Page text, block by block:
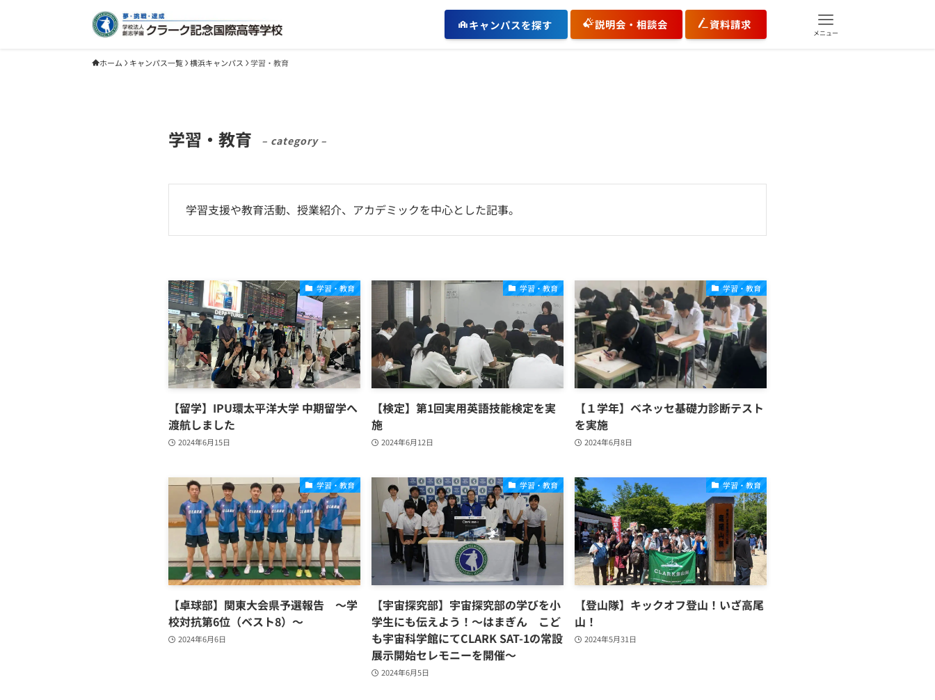
キャンパスを探す 説明会・相談会 資料請求
メニュー
ホーム キャンパス一覧 横浜キャンパス 学習・教育
学習・教育 – category –
学習支援や教育活動、授業紹介、アカデミックを中心とした記事。
学習・教育
【留学】IPU環太平洋大学 中期留学へ
渡航しました
2024年6月15日
学習・教育
【検定】第1回実用英語技能検定を実
施
2024年6月12日
学習・教育
【１学年】ベネッセ基礎力診断テスト
を実施
2024年6月8日
学習・教育
【卓球部】関東大会県予選報告 ～学
校対抗第6位（ベスト8）～
2024年6月6日
学習・教育
【宇宙探究部】宇宙探究部の学びを小
学生にも伝えよう！～はまぎん こど
も宇宙科学館にてCLARK SAT-1の常設
展示開始セレモニーを開催～
2024年6月5日
学習・教育
【登山隊】キックオフ登山！いざ高尾
山！
2024年5月31日